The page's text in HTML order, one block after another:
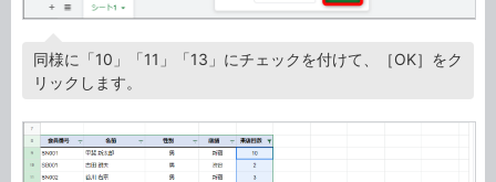
同様に「10」「11」「13」にチェックを付けて、［OK］をク
リックします。